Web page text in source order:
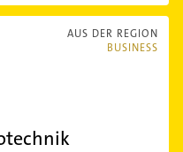
AUS DER REGION
BUSINESS